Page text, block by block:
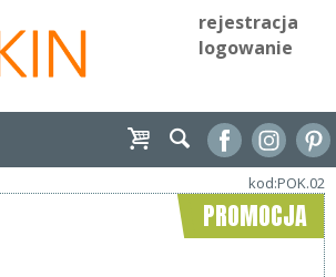
rejestracja
logowanie
kod:POK.02
PROMOCJA